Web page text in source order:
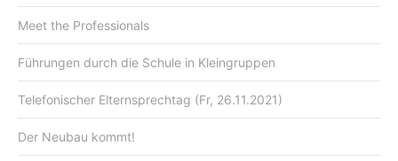
Meet the Professionals
Führungen durch die Schule in Kleingruppen
Telefonischer Elternsprechtag (Fr, 26.11.2021)
Der Neubau kommt!